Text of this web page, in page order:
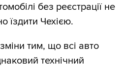
без реєстрації не
їздити Чехією.
тим, що всі авто
технічний